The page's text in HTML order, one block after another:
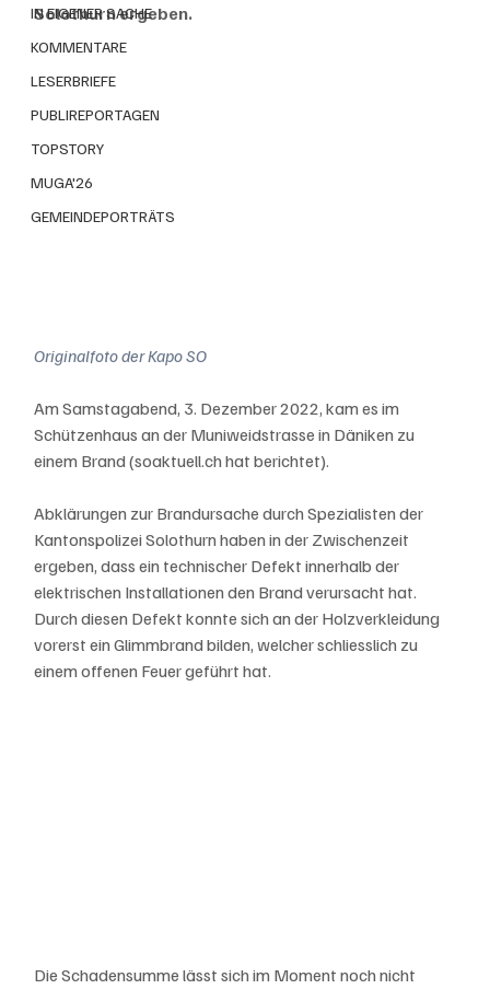
IN EIGENER SACHE
KOMMENTARE
LESERBRIEFE
PUBLIREPORTAGEN
TOPSTORY
MUGA'26
GEMEINDEPORTRÄTS
Solothurn ergeben.
Originalfoto der Kapo SO
Am Samstagabend, 3. Dezember 2022, kam es im
Schützenhaus an der Muniweidstrasse in Däniken zu
einem Brand (soaktuell.ch hat berichtet).
Abklärungen zur Brandursache durch Spezialisten der
Kantonspolizei Solothurn haben in der Zwischenzeit
ergeben, dass ein technischer Defekt innerhalb der
elektrischen Installationen den Brand verursacht hat.
Durch diesen Defekt konnte sich an der Holzverkleidung
vorerst ein Glimmbrand bilden, welcher schliesslich zu
einem offenen Feuer geführt hat.
Die Schadensumme lässt sich im Moment noch nicht